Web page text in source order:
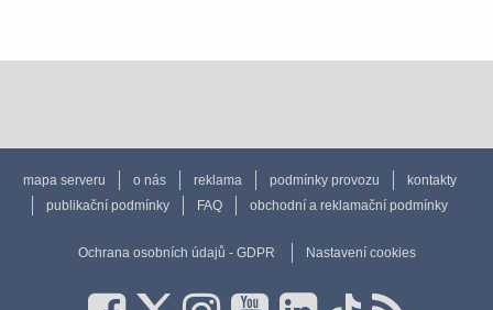
mapa serveru o nás reklama podmínky provozu
kontakty
publikační podmínky
FAQ obchodní a reklamační podmínky
Ochrana osobních údajů - GDPR Nastavení cookies